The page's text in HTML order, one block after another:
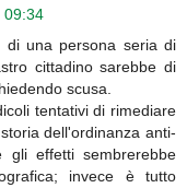
09:34
di una persona seria di
cittadino sarebbe di
scusa.
tentativi di rimediare
dell'ordinanza anti-
effetti sembrerebbe
invece è tutto